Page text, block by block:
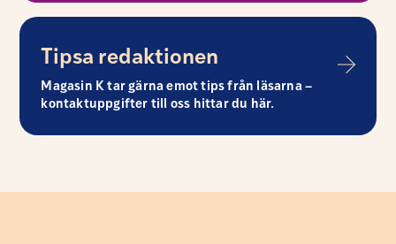
Tipsa redaktionen
Magasin K tar gärna emot tips från läsarna –
kontaktuppgifter till oss hittar du här.